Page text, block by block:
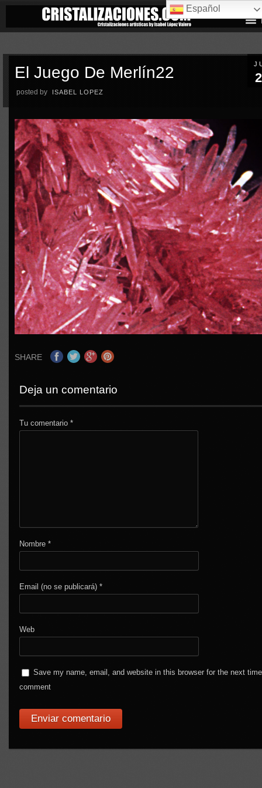
El Juego De Merlín22
posted by ISABEL LOPEZ
SHARE
Deja un comentario
Tu comentario*
Nombre*
Email (no se publicará)*
Web
Save my name, email, and website in this browser for the next
comment
Español